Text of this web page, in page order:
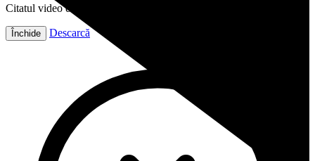
Citatul video este gata!
Închide Descarcă